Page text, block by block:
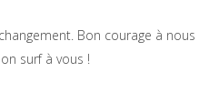
Bon courage à nous
surf à vous !